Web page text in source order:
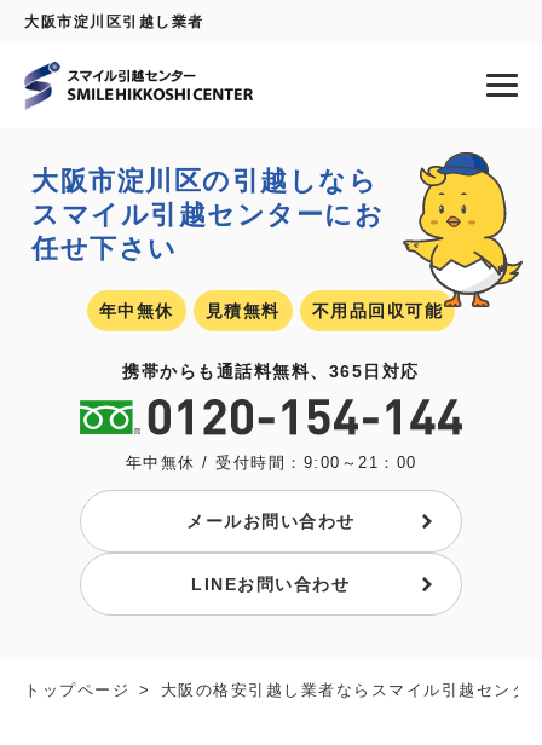
大阪市淀川区引越し業者
大阪市淀川区の引越しなら
スマイル引越センターにお
任せ下さい
年中無休 見積無料 不用品回収可能
携帯からも通話料無料、365日対応
年中無休 / 受付時間：9:00～21：00
メールお問い合わせ
LINEお問い合わせ
トップページ 大阪の格安引越し業者ならスマイル引越センタ